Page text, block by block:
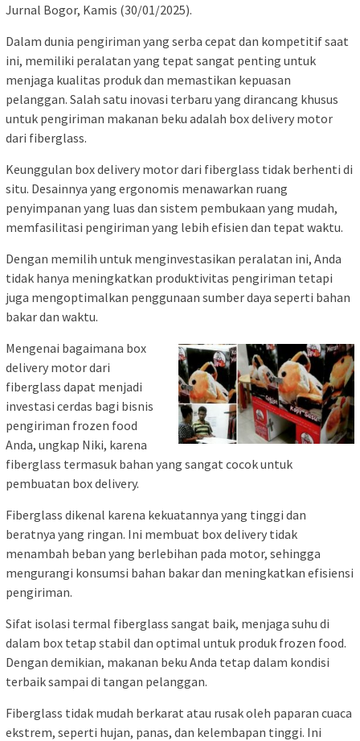
Jurnal Bogor, Kamis (30/01/2025).
Dalam dunia pengiriman yang serba cepat dan kompetitif saat
ini, memiliki peralatan yang tepat sangat penting untuk
menjaga kualitas produk dan memastikan kepuasan
pelanggan. Salah satu inovasi terbaru yang dirancang khusus
untuk pengiriman makanan beku adalah box delivery motor
dari fiberglass.
Keunggulan box delivery motor dari fiberglass tidak berhenti di
situ. Desainnya yang ergonomis menawarkan ruang
penyimpanan yang luas dan sistem pembukaan yang mudah,
memfasilitasi pengiriman yang lebih efisien dan tepat waktu.
Dengan memilih untuk menginvestasikan peralatan ini, Anda
tidak hanya meningkatkan produktivitas pengiriman tetapi
juga mengoptimalkan penggunaan sumber daya seperti bahan
bakar dan waktu.
Mengenai bagaimana box
delivery motor dari
fiberglass dapat menjadi
investasi cerdas bagi bisnis
pengiriman frozen food
Anda, ungkap Niki, karena
fiberglass termasuk bahan yang sangat cocok untuk
pembuatan box delivery.
Fiberglass dikenal karena kekuatannya yang tinggi dan
beratnya yang ringan. Ini membuat box delivery tidak
menambah beban yang berlebihan pada motor, sehingga
mengurangi konsumsi bahan bakar dan meningkatkan efisiensi
pengiriman.
Sifat isolasi termal fiberglass sangat baik, menjaga suhu di
dalam box tetap stabil dan optimal untuk produk frozen food.
Dengan demikian, makanan beku Anda tetap dalam kondisi
terbaik sampai di tangan pelanggan.
Fiberglass tidak mudah berkarat atau rusak oleh paparan cuaca
ekstrem, seperti hujan, panas, dan kelembapan tinggi. Ini